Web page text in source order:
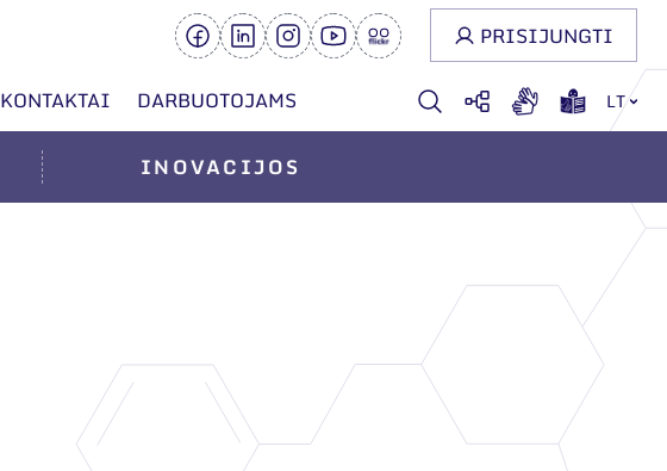
KONTAKTAI DARBUOTOJAMS LT
PRISIJUNGTI
INOVACIJOS